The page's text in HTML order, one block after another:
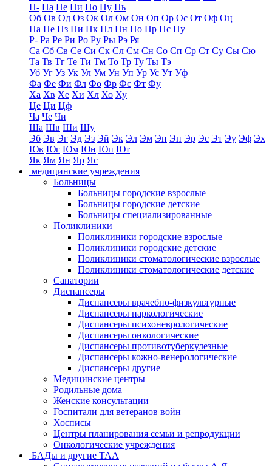
Н- На Не Ни Но Ну Нь
Об Ов Од Оз Ок Ол Ом Он Оп Ор Ос От Оф Оц
Па Пе Пз Пи Пк Пл Пн По Пр Пс Пу
Р- Ра Ре Ри Ро Ру Ры Рэ Ря
Са Сб Св Се Си Ск Сл См Сн Со Сп Ср Ст Су Сы Сю
Та Тв Тг Те Ти Тм То Тр Ту Ты Тэ
Уб Уг Уз Ук Ул Ум Ун Уп Ур Ус Ут Уф
Фа Фе Фи Фл Фо Фр Фс Фт Фу
Ха Хв Хе Хи Хл Хо Ху
Це Ци Цф
Ча Че Чи
Ша Шв Ши Шу
Эб Эв Эг Эд Эз Эй Эк Эл Эм Эн Эп Эр Эс Эт Эу Эф Эх
Юв Юг Юм Юн Юп Ют
Як Ям Ян Яр Яс
медицинские учреждения
Больницы
Больницы городские взрослые
Больницы городские детские
Больницы специализированные
Поликлиники
Поликлиники городские взрослые
Поликлиники городские детские
Поликлиники стоматологические взрослые
Поликлиники стоматологические детские
Санатории
Диспансеры
Диспансеры врачебно-физкультурные
Диспансеры наркологические
Диспансеры психоневрологические
Диспансеры онкологические
Диспансеры противотуберкулезные
Диспансеры кожно-венерологические
Диспансеры другие
Медицинские центры
Родильные дома
Женские консультации
Госпитали для ветеранов войн
Хосписы
Центры планирования семьи и репродукции
Онкологические учреждения
БАДы и другие ТАА